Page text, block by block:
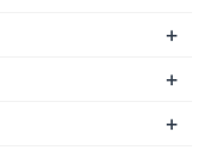
+
+
+